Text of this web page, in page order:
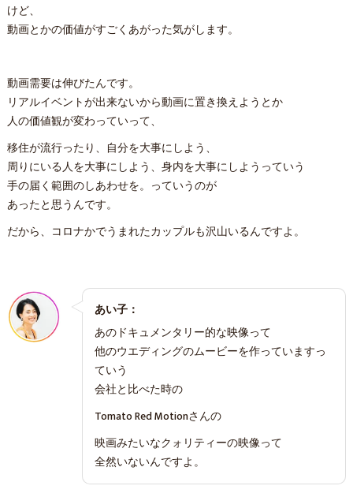
けど、
動画とかの価値がすごくあがった気がします。
動画需要は伸びたんです。
リアルイベントが出来ないから動画に置き換えようとか
人の価値観が変わっていって、
移住が流行ったり、自分を大事にしよう、
周りにいる人を大事にしよう、身内を大事にしようっていう
手の届く範囲のしあわせを。っていうのが
あったと思うんです。
だから、コロナかでうまれたカップルも沢山いるんですよ。
あい子：
あのドキュメンタリー的な映像って
他のウエディングのムービーを作っていますっ
ていう
会社と比べた時の
Tomato Red Motionさんの
映画みたいなクォリティーの映像って
全然いないんですよ。